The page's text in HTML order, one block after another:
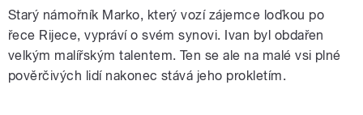
Starý námořník Marko, který vozí zájemce loďkou po
řece Rijece, vypráví o svém synovi. Ivan byl obdařen
velkým malířským talentem. Ten se ale na malé vsi plné
pověrčivých lidí nakonec stává jeho prokletím.